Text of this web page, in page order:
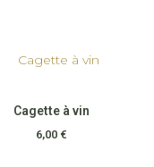
Cagette à vin
6,00 €